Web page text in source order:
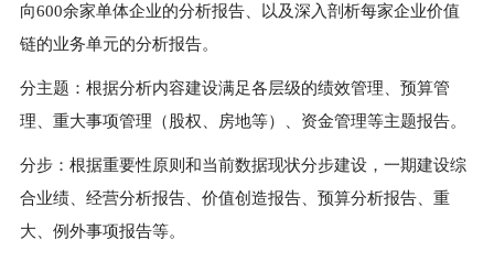
向600余家单体企业的分析报告、以及深入剖析每家企业价值
链的业务单元的分析报告。
分主题：根据分析内容建设满足各层级的绩效管理、预算管
理、重大事项管理（股权、房地等）、资金管理等主题报告。
分步：根据重要性原则和当前数据现状分步建设，一期建设综
合业绩、经营分析报告、价值创造报告、预算分析报告、重
大、例外事项报告等。